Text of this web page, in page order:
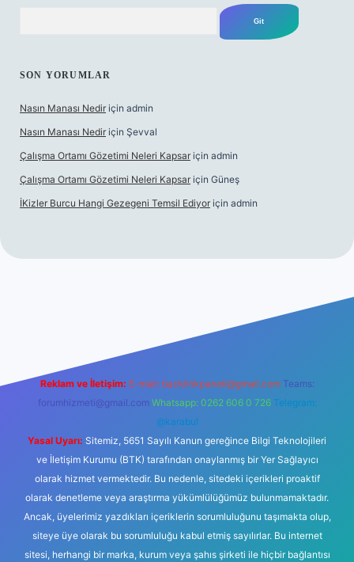
SON YORUMLAR
Nasın Manası Nedir için admin
Nasın Manası Nedir için Şevval
Çalışma Ortamı Gözetimi Neleri Kapsar için admin
Çalışma Ortamı Gözetimi Neleri Kapsar için Güneş
İKizler Burcu Hangi Gezegeni Temsil Ediyor için admin
Reklam ve İletişim: E-mail: backlinkpaneli@gmail.com Teams:
forumhizmeti@gmail.com Whatsapp: 0262 606 0 726 Telegram:
@karabul
Yasal Uyarı: Sitemiz, 5651 Sayılı Kanun gereğince Bilgi Teknolojileri
ve İletişim Kurumu (BTK) tarafından onaylanmış bir Yer Sağlayıcı
olarak hizmet vermektedir. Bu nedenle, sitedeki içerikleri proaktif
olarak denetleme veya araştırma yükümlülüğümüz bulunmamaktadır.
Ancak, üyelerimiz yazdıkları içeriklerin sorumluluğunu taşımakta olup,
siteye üye olarak bu sorumluluğu kabul etmiş sayılırlar. Bu internet
sitesi, herhangi bir marka, kurum veya şahıs şirketi ile hiçbir bağlantısı